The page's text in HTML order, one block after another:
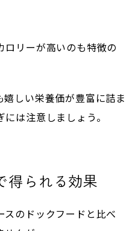
ロリーが高いのも特徴の
しい栄養価が豊富に詰ま
は注意しましょう。
得られる効果
のドックフードと比べ